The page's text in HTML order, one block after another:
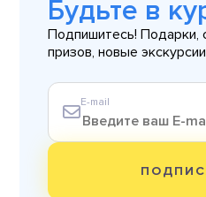
Будьте в
Подпишитесь! Подарки,
призов, новые
E-mail